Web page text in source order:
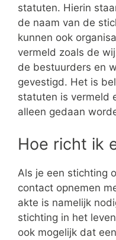
statuten. Hierin
de naam van de
kunnen ook
vermeld zoals de
de bestuurders en
gevestigd. Het is
statuten is vermeld
alleen gedaan
Hoe richt ik
Als je een stichting
contact opnemen
akte is namelijk
stichting in het
ook mogelijk dat